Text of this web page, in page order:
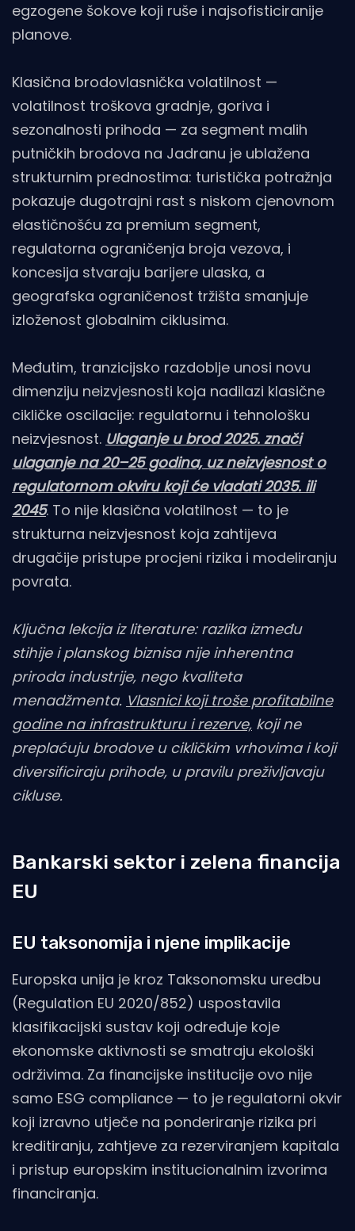
egzogene šokove koji ruše i najsofisticiranije
planove.
Klasična brodovlasnička volatilnost —
volatilnost troškova gradnje, goriva i
sezonalnosti prihoda — za segment malih
putničkih brodova na Jadranu je ublažena
strukturnim prednostima: turistička potražnja
pokazuje dugotrajni rast s niskom cjenovnom
elastičnošću za premium segment,
regulatorna ograničenja broja vezova, i
koncesija stvaraju barijere ulaska, a
geografska ograničenost tržišta smanjuje
izloženost globalnim ciklusima.
Međutim, tranzicijsko razdoblje unosi novu
dimenziju neizvjesnosti koja nadilazi klasične
cikličke oscilacije: regulatornu i tehnološku
neizvjesnost. Ulaganje u brod 2025. znači
ulaganje na 20–25 godina, uz neizvjesnost o
regulatornom okviru koji će vladati 2035. ili
2045. To nije klasična volatilnost — to je
strukturna neizvjesnost koja zahtijeva
drugačije pristupe procjeni rizika i modeliranju
povrata.
Ključna lekcija iz literature: razlika između
stihije i planskog biznisa nije inherentna
priroda industrije, nego kvaliteta
menadžmenta. Vlasnici koji troše profitabilne
godine na infrastrukturu i rezerve, koji ne
preplaćuju brodove u cikličkim vrhovima i koji
diversificiraju prihode, u pravilu preživljavaju
cikluse.
Bankarski sektor i zelena financija
EU
EU taksonomija i njene implikacije
Europska unija je kroz Taksonomsku uredbu
(Regulation EU 2020/852) uspostavila
klasifikacijski sustav koji određuje koje
ekonomske aktivnosti se smatraju ekološki
održivima. Za financijske institucije ovo nije
samo ESG compliance — to je regulatorni okvir
koji izravno utječe na ponderiranje rizika pri
kreditiranju, zahtjeve za rezerviranjem kapitala
i pristup europskim institucionalnim izvorima
financiranja.